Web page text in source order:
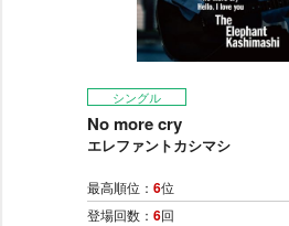
シングル
No more cry
エレファントカシマシ
最高順位： 6位
登場回数： 6回